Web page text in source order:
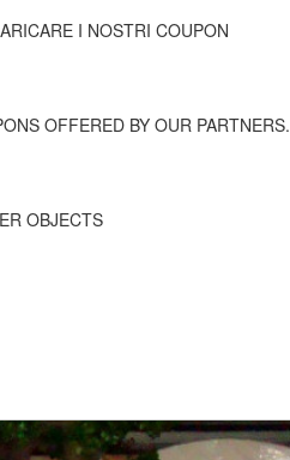
I NOSTRI COUPON
OFFERED BY OUR PARTNERS.
OBJECTS